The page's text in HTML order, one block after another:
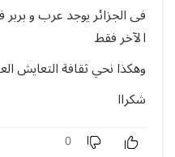
فى الجزائر يوجد عرب و
الآخر فقط
وهكذا نحي ثقافة التعايش
شكراا
0